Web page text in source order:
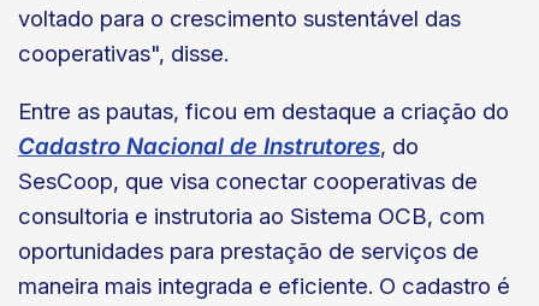
voltado para o crescimento sustentável das
cooperativas", disse.
Entre as pautas, ficou em destaque a criação do
Cadastro Nacional de Instrutores, do
SesCoop, que visa conectar cooperativas de
consultoria e instrutoria ao Sistema OCB, com
oportunidades para prestação de serviços de
maneira mais integrada e eficiente. O cadastro é